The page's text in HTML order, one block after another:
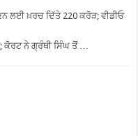
ਲਈ ਖ਼ਰਚ ਦਿੱਤੇ 220 ਕਰੋੜ; ਵੀਡੀਓ
ਕੋਰਟ ਨੇ ਗ੍ਰੰਥੀ ਸਿੰਘ ਤੋਂ …